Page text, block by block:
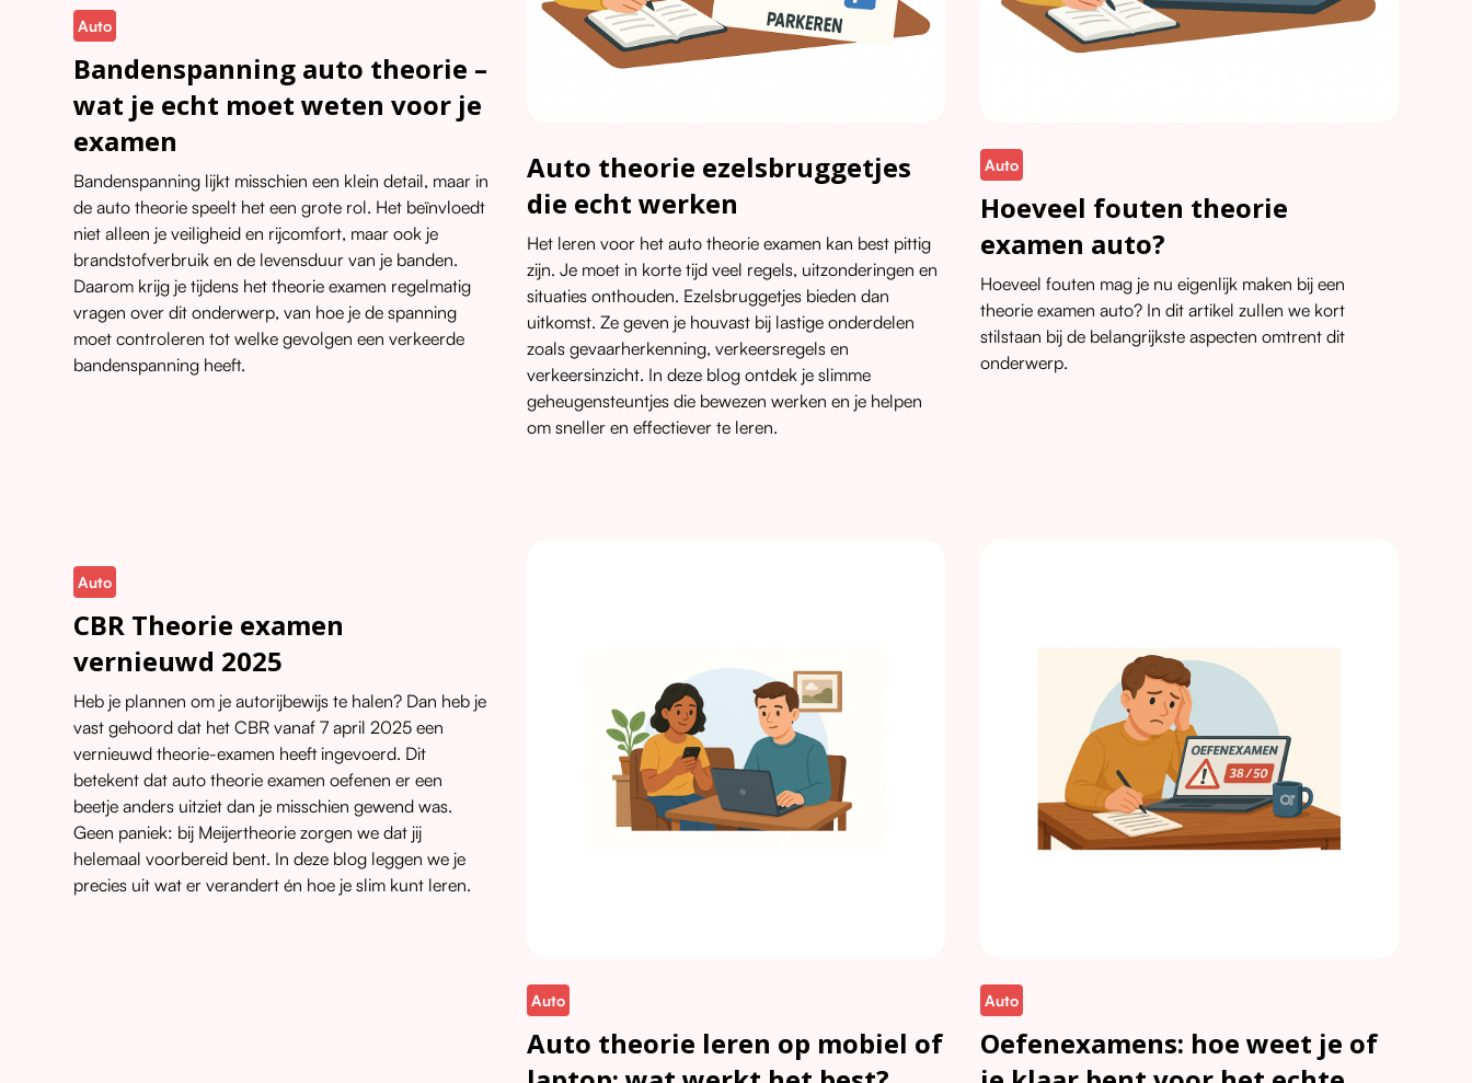
Auto
Bandenspanning auto theorie –
wat je echt moet weten voor je
examen
Bandenspanning lijkt misschien een klein detail, maar in
de auto theorie speelt het een grote rol. Het beïnvloedt
niet alleen je veiligheid en rijcomfort, maar ook je
brandstofverbruik en de levensduur van je banden.
Daarom krijg je tijdens het theorie examen regelmatig
vragen over dit onderwerp, van hoe je de spanning
moet controleren tot welke gevolgen een verkeerde
bandenspanning heeft.
Auto theorie ezelsbruggetjes
die echt werken
Het leren voor het auto theorie examen kan best pittig
zijn. Je moet in korte tijd veel regels, uitzonderingen en
situaties onthouden. Ezelsbruggetjes bieden dan
uitkomst. Ze geven je houvast bij lastige onderdelen
zoals gevaarherkenning, verkeersregels en
verkeersinzicht. In deze blog ontdek je slimme
geheugensteuntjes die bewezen werken en je helpen
om sneller en effectiever te leren.
Auto
Hoeveel fouten theorie
examen auto?
Hoeveel fouten mag je nu eigenlijk maken bij een
theorie examen auto? In dit artikel zullen we kort
stilstaan bij de belangrijkste aspecten omtrent dit
onderwerp.
Auto
CBR Theorie examen
vernieuwd 2025
Heb je plannen om je autorijbewijs te halen? Dan heb je
vast gehoord dat het CBR vanaf 7 april 2025 een
vernieuwd theorie-examen heeft ingevoerd. Dit
betekent dat auto theorie examen oefenen er een
beetje anders uitziet dan je misschien gewend was.
Geen paniek: bij Meijertheorie zorgen we dat jij
helemaal voorbereid bent. In deze blog leggen we je
precies uit wat er verandert én hoe je slim kunt leren.
Auto
Auto theorie leren op mobiel of
Auto
Oefenexamens: hoe weet je of